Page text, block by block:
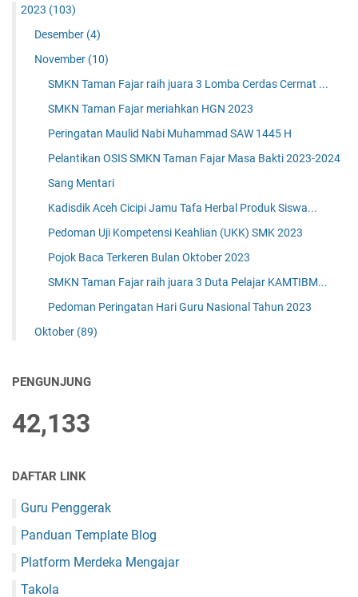
2023 (103)
Desember (4)
November (10)
SMKN Taman Fajar raih juara 3 Lomba Cerdas Cermat ...
SMKN Taman Fajar meriahkan HGN 2023
Peringatan Maulid Nabi Muhammad SAW 1445 H
Pelantikan OSIS SMKN Taman Fajar Masa Bakti 2023-2024
Sang Mentari
Kadisdik Aceh Cicipi Jamu Tafa Herbal Produk Siswa...
Pedoman Uji Kompetensi Keahlian (UKK) SMK 2023
Pojok Baca Terkeren Bulan Oktober 2023
SMKN Taman Fajar raih juara 3 Duta Pelajar KAMTIBM...
Pedoman Peringatan Hari Guru Nasional Tahun 2023
Oktober (89)
PENGUNJUNG
42,133
DAFTAR LINK
Guru Penggerak
Panduan Template Blog
Platform Merdeka Mengajar
Takola